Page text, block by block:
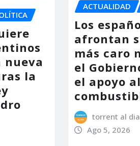
nueva
la
ACTUALIDAD
Los
afrontan
más caro
el
el apoyo al
torrent al dia
Ago 5, 2026